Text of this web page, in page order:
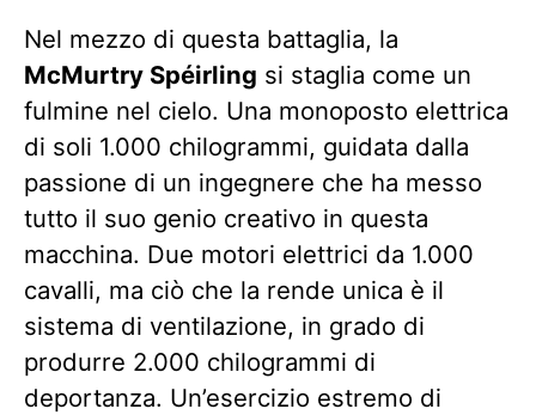
Nel mezzo di questa battaglia, la
McMurtry Spéirling si staglia come un
fulmine nel cielo. Una monoposto elettrica
di soli 1.000 chilogrammi, guidata dalla
passione di un ingegnere che ha messo
tutto il suo genio creativo in questa
macchina. Due motori elettrici da 1.000
cavalli, ma ciò che la rende unica è il
sistema di ventilazione, in grado di
produrre 2.000 chilogrammi di
deportanza. Un’esercizio estremo di